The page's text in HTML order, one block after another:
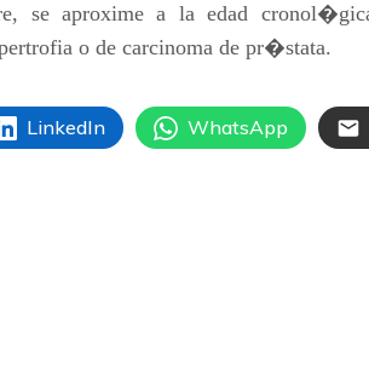
se aproxime a la edad
o de carcinoma de pr�stata.
LinkedIn WhatsApp